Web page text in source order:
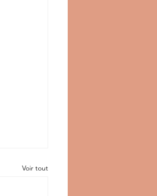
Voir tout